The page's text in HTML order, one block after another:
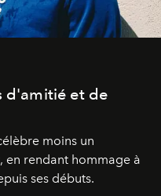
d'amitié et de
moins un
en rendant hommage à
ses débuts.